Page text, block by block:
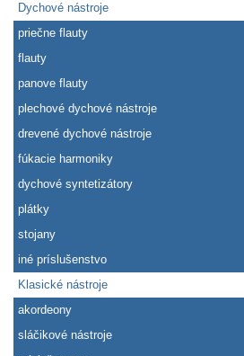
Dychové nástroje
priečne flauty
flauty
panove flauty
plechové dychové nástroje
drevené dychové nástroje
fúkacie harmoniky
dychové syntetizátory
plátky
stojany
iné príslušenstvo
Klasické nástroje
akordeony
sláčikové nástroje